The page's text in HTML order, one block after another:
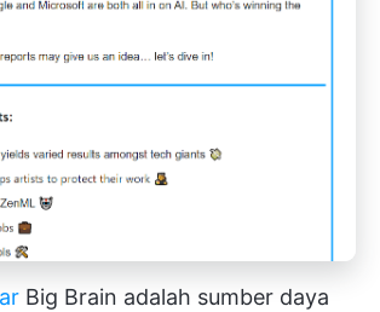
Big Brain adalah sumber daya